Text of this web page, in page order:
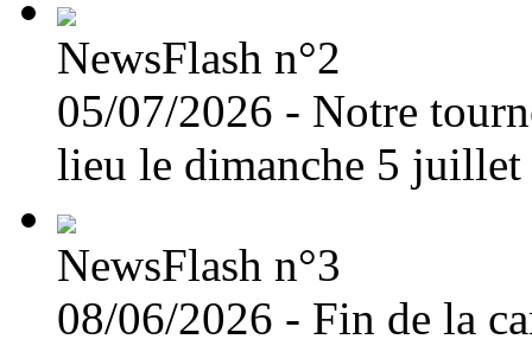
NewsFlash n°2
05/07/2026 - Notre
lieu le dimanche 5 juillet
NewsFlash n°3
08/06/2026 - Fin de la